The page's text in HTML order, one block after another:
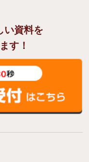
い資料を
す！